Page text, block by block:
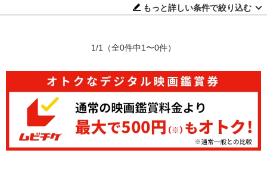
もっと詳しい条件で絞り込む
1/1 （全0件中1〜0件）